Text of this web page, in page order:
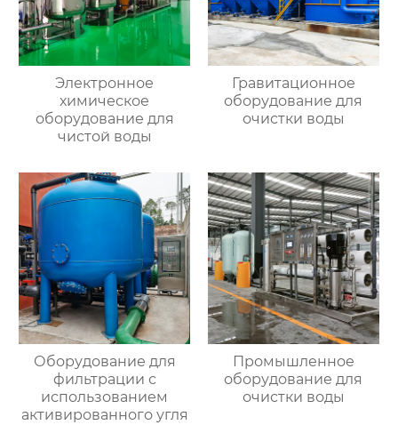
Электронное
химическое
оборудование для
чистой воды
Гравитационное
оборудование для
очистки воды
Оборудование для
фильтрации с
использованием
активированного угля
Промышленное
оборудование для
очистки воды